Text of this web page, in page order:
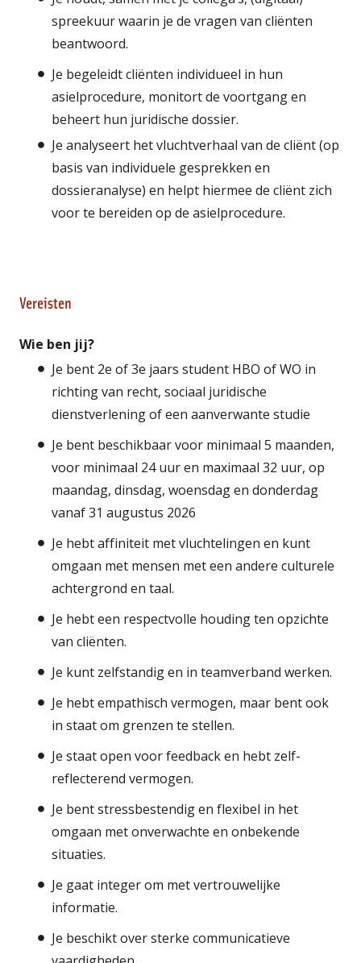
spreekuur waarin je de vragen van cliënten
beantwoord.
Je begeleidt cliënten individueel in hun
asielprocedure, monitort de voortgang en
beheert hun juridische dossier.
Je analyseert het vluchtverhaal van de cliënt (op
basis van individuele gesprekken en
dossieranalyse) en helpt hiermee de cliënt zich
voor te bereiden op de asielprocedure.
Vereisten
Wie ben jij?
Je bent 2e of 3e jaars student HBO of WO in
richting van recht, sociaal juridische
dienstverlening of een aanverwante studie
Je bent beschikbaar voor minimaal 5 maanden,
voor minimaal 24 uur en maximaal 32 uur, op
maandag, dinsdag, woensdag en donderdag
vanaf 31 augustus 2026
Je hebt affiniteit met vluchtelingen en kunt
omgaan met mensen met een andere culturele
achtergrond en taal.
Je hebt een respectvolle houding ten opzichte
van cliënten.
Je kunt zelfstandig en in teamverband werken.
Je hebt empathisch vermogen, maar bent ook
in staat om grenzen te stellen.
Je staat open voor feedback en hebt zelf-
reflecterend vermogen.
Je bent stressbestendig en flexibel in het
omgaan met onverwachte en onbekende
situaties.
Je gaat integer om met vertrouwelijke
informatie.
Je beschikt over sterke communicatieve